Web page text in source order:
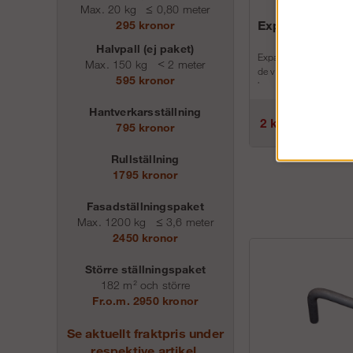
Max. 20 kg
≤ 0,80 meter
295 kronor
Halvpall (ej paket)
Max. 150 kg < 2 meter
595 kronor
Hantverkarsställning
795 kronor
Rullställning
1795 kronor
Fasadställningspaket
Max. 1200 kg
≤ 3,6 meter
2450 kronor
Större ställningspaket
182 m² och större
Fr.o.m. 2950 kronor
Se aktuellt fraktpris under
Expansionsplugg för
de väggöglor som
byggställningen med.
2 kr